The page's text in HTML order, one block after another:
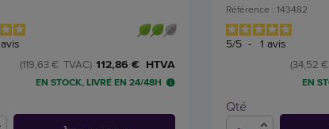
avis
112,86 € HTVA
(119,63 € TVAC)
EN STOCK, LIVRÉ EN 24/48H
Référence : 143482
5/5 - 1 avis
(34,52
EN
Qté